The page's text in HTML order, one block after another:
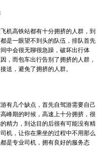
机高铁站都有十分拥挤的人群，到
是一眼望不到头的队伍，排队首先
中会很无聊很急躁，破坏出行体
，而包车出行告别了拥挤的人群，
送，避免了拥挤的人群。
有几个缺点，首先自驾游需要自己
峰期的时候，高速上十分拥挤，很
精力，到达目的后很有可能没有精
机，让你在乘坐的过程中不用那么
是专业司机，拥有良好的服务态